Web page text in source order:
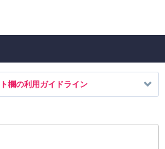
欄の利用ガイドライン
場合によってはコメント削除や書き込み制